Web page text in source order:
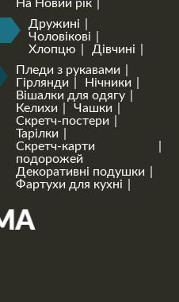
На Новий рік
Дружині
Чоловікові
Хлопцю
Дівчині
Пледи з рукавами
Гірлянди
Нічники
Вішалки для одягу
Келихи
Чашки
Скретч-постери
Тарілки
Скретч-карти
подорожей
Декоративні подушки
Фартухи для кухні